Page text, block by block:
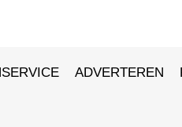
ADVERTEREN